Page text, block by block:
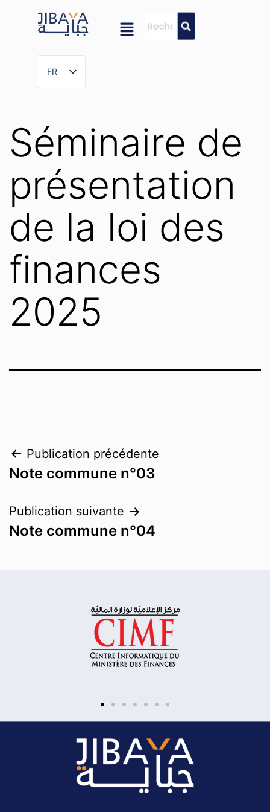
FR
FR
Séminaire de
présentation
de la loi des
finances
2025
Publication précédente
Note commune n°03
Publication suivante
Note commune n°04